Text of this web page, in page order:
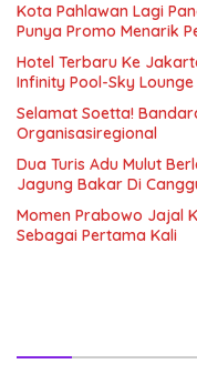
Kota Pahlawan Lagi
Punya Promo Menarik
Hotel Terbaru Ke
Infinity Pool-Sky Lounge
Selamat Soetta!
Organisasiregional
Dua Turis Adu Mulut
Jagung Bakar Di
Momen Prabowo Jajal
Sebagai Pertama Kali